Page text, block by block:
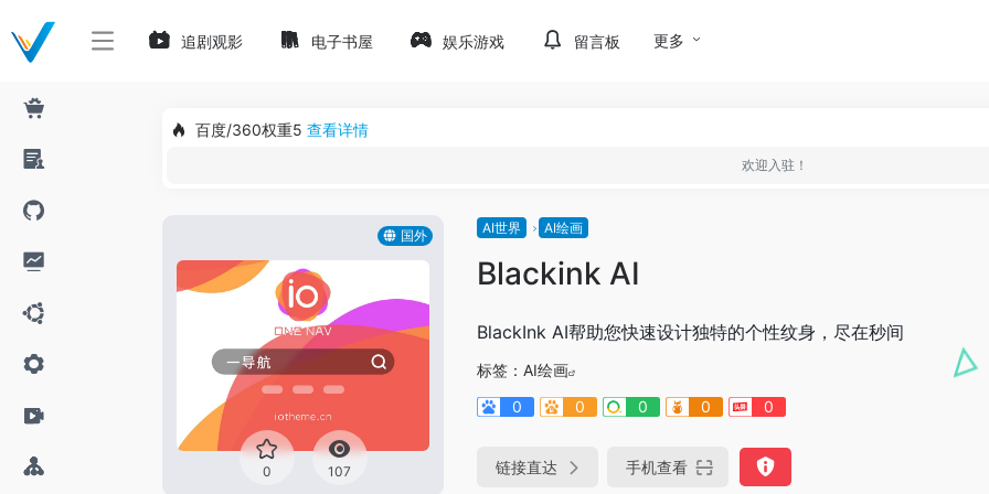
追剧观影 电子书屋 娱乐游戏 留言板 更多
百度/360权重5 查看详情
欢迎入驻！
国外
0 107
AI世界 AI绘画
Blackink AI
BlackInk AI帮助您快速设计独特的个性纹身，尽在秒间
标签： AI绘画
0
0 0 0 0
链接直达 手机查看